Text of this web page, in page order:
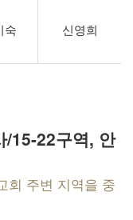
숙
신영희
/15-22구역, 안
회 주변 지역을 중